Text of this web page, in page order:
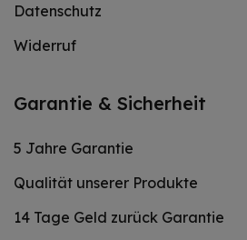
Datenschutz
Widerruf
Garantie & Sicherheit
5 Jahre Garantie
Qualität unserer Produkte
14 Tage Geld zurück Garantie